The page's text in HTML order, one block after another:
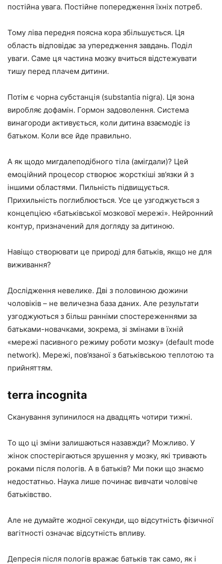
постійна увага. Постійне попередження їхніх потреб.
Тому ліва передня поясна кора збільшується. Ця
область відповідає за упередження завдань. Поділ
уваги. Саме ця частина мозку вчиться відстежувати
тишу перед плачем дитини.
Потім є чорна субстанція (substantia nigra). Ця зона
виробляє дофамін. Гормон задоволення. Система
винагороди активується, коли дитина взаємодіє із
батьком. Коли все йде правильно.
А як щодо мигдалеподібного тіла (амігдали)? Цей
емоційний процесор створює жорсткіші зв’язки й з
іншими областями. Пильність підвищується.
Прихильність поглиблюється. Усе це узгоджується з
концепцією «батьківської мозкової мережі». Нейронний
контур, призначений для догляду за дитиною.
Навіщо створювати це природі для батьків, якщо не для
виживання?
Дослідження невелике. Дві з половиною дюжини
чоловіків – не величезна база даних. Але результати
узгоджуються з більш ранніми спостереженнями за
батьками-новачками, зокрема, зі змінами в їхній
«мережі пасивного режиму роботи мозку» (default mode
network). Мережі, пов’язаної з батьківською теплотою та
прийняттям.
terra incognita
Сканування зупинилося на двадцять чотири тижні.
То що ці зміни залишаються назавжди? Можливо. У
жінок спостерігаються зрушення у мозку, які тривають
роками після пологів. А в батьків? Ми поки що знаємо
недостатньо. Наука лише починає вивчати чоловіче
батьківство.
Але не думайте жодної секунди, що відсутність фізичної
вагітності означає відсутність впливу.
Депресія після пологів вражає батьків так само, як і